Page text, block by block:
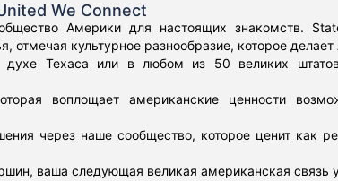
We Connect
Америки для настоящих знакомств.
культурное разнообразие, которое
Техаса или в любом из 50 великих
воплощает американские ценности
через наше сообщество, которое ценит как
ваша следующая великая американская связь